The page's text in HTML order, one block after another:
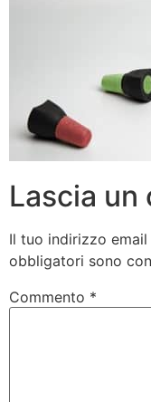
Lascia un
Il tuo indirizzo
obbligatori sono
Commento *